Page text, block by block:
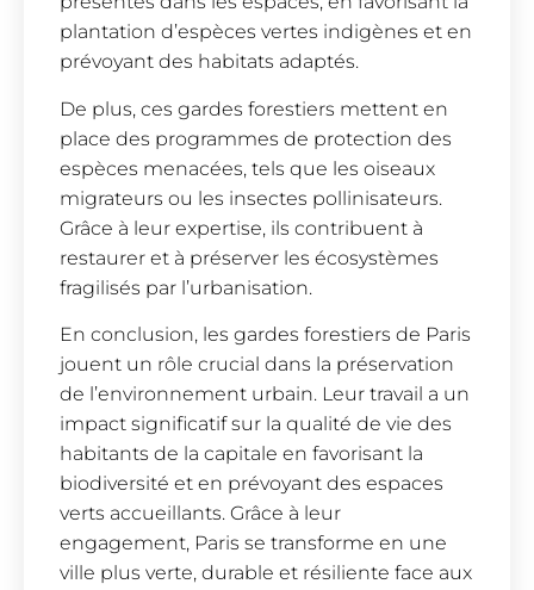
plantation d’espèces vertes indigènes et en
prévoyant des habitats adaptés.
De plus, ces gardes forestiers mettent en
place des programmes de protection des
espèces menacées, tels que les oiseaux
migrateurs ou les insectes pollinisateurs.
Grâce à leur expertise, ils contribuent à
restaurer et à préserver les écosystèmes
fragilisés par l’urbanisation.
En conclusion, les gardes forestiers de Paris
jouent un rôle crucial dans la préservation
de l’environnement urbain. Leur travail a un
impact significatif sur la qualité de vie des
habitants de la capitale en favorisant la
biodiversité et en prévoyant des espaces
verts accueillants. Grâce à leur
engagement, Paris se transforme en une
ville plus verte, durable et résiliente face aux